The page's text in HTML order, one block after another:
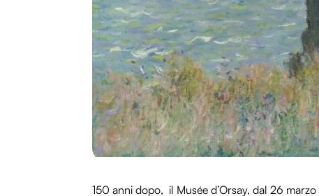
150 anni dopo, il Musée d’Orsay, dal 26